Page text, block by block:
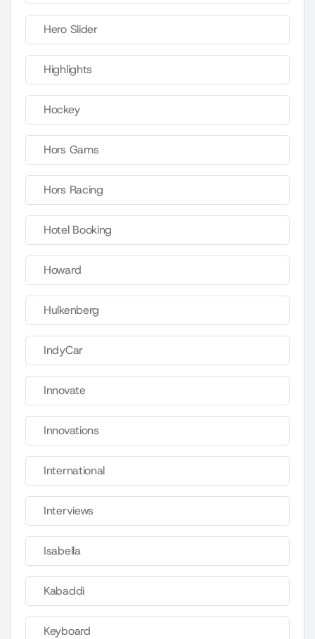
Hero Slider
Highlights
Hockey
Hors Gams
Hors Racing
Hotel Booking
Howard
Hulkenberg
IndyCar
Innovate
Innovations
International
Interviews
Isabella
Kabaddi
Keyboard